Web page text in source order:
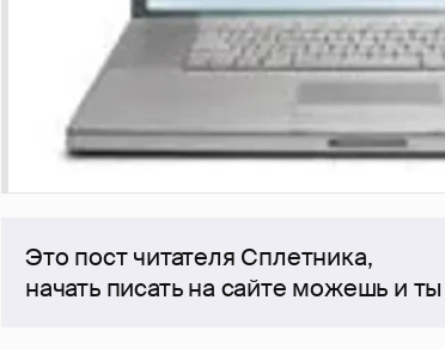
Это пост читателя Сплетника,
начать писать на сайте можешь и ты